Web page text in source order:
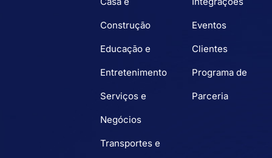
Construção
Educação e
Entretenimento
Serviços e
Negócios
Transportes e
Eventos
Clientes
Programa de
Parceria